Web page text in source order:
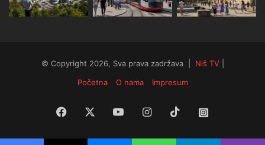
© Copyright 2026, Sva prava zadržava | Niš TV|
Početna
O nama Impresum
Facebook YouTubeInstagram
TikTok